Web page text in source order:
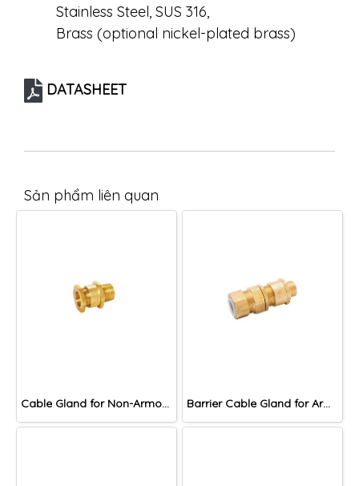
Stainless Steel, SUS 316,
Brass (optional nickel-plated brass)
DATASHEET
Sản phẩm liên quan
Cable Gland for Non-Armoured Cable, DNA Series Barrier Cable Gland for Armoured Cable, DACB Series